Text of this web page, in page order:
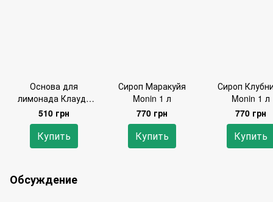
Основа для
лимонада Клауди
Monin 1 л ПЭТ
510 грн
Купить
Сироп Маракуйя
Monin 1 л
770 грн
Купить
Сироп
Monin 1 л
770 грн
Купить
Обсуждение